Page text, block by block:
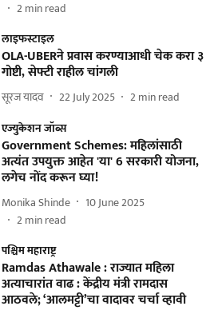
2min read
लाइफस्टाइल
OLA-UBERने प्रवास करण्याआधी चेक करा ३
गोष्टी, सेफ्टी राहील चांगली
सूरज यादव 22 July 2025 2min read
एज्युकेशन जॉब्स
Government Schemes: महिलांसाठी
अत्यंत उपयुक्त आहेत 'या' 6 सरकारी योजना,
लगेच नोंद करून घ्या!
Monika Shinde
10 June 2025
2min read
पश्चिम महाराष्ट्र
Ramdas Athawale : राज्यात महिला
अत्याचारांत वाढ : केंद्रीय मंत्री रामदास
आठवले; ‘आलमट्टी’चा वादावर चर्चा व्हावी